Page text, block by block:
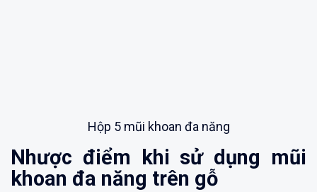
Hộp 5 mũi khoan đa năng
Nhược điểm khi sử dụng mũi
khoan đa năng trên gỗ